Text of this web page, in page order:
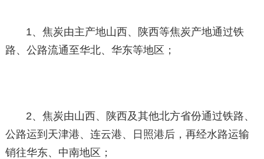
1、焦炭由主产地山西、陕西等焦炭产地通过铁
路、公路流通至华北、华东等地区；
2、焦炭由山西、陕西及其他北方省份通过铁路、
公路运到天津港、连云港、日照港后，再经水路运输
销往华东、中南地区；